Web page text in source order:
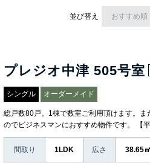
並び替え おすすめ順
プレジオ中津 505号室
シングル オーダーメイド
総戸数80戸。1棟で数室ご利用頂けます。
のでビジネスマンにおすすめ物件です。 【
間取り 1LDK 広さ 38.65㎡